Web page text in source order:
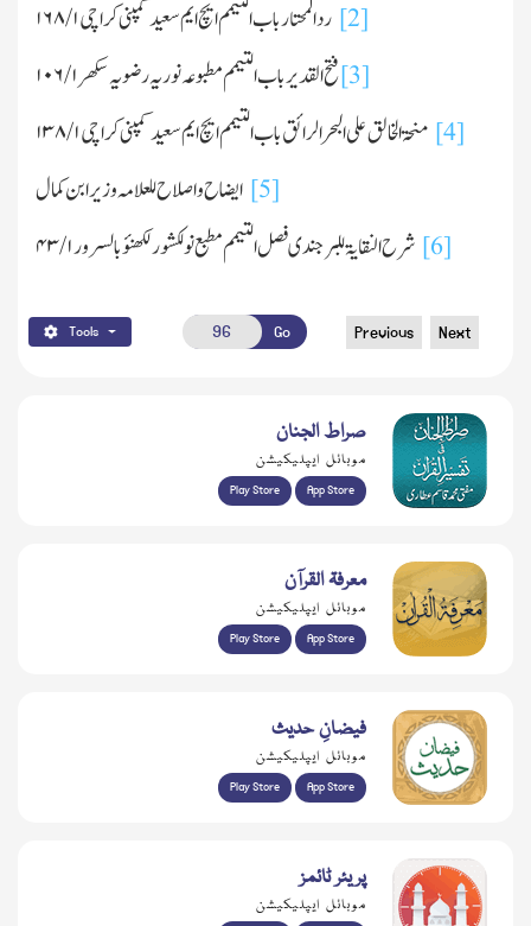
[2] ردالمحتار باب التیمم ایچ ایم سعید کمپنی کراچی۱/۱۶۸
[3]فتح القدیر باب التیمم مطبوعہ نوریہ رضویہ سکھر۱/۱۰۶
[4] منحۃ الخالق علی البحرالرائق باب التیمم ایچ ایم سعید کمپنی کراچی۱/۱۳۸
[5] ایضاح واصلاح للعلامہ وزیر ابن کمال
[6] شرح النقایۃ للبرجندی فصل التیمم مطبع نولکشور لکھنؤ بالسرور۱/۴۳
Tools Go Previous Next
صراط الجنان
موبائل ایپلیکیشن
Play Store App Store
معرفۃ القرآن
موبائل ایپلیکیشن
Play Store App Store
فیضانِ حدیث
موبائل ایپلیکیشن
Play Store App Store
پریئر ٹائمز
موبائل ایپلیکیشن